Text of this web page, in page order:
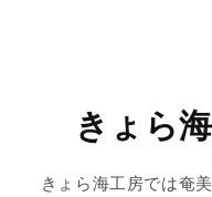
きょら
きょら海工房では奄